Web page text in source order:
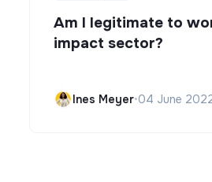
Am I legitimate to
impact sector?
Ines Meyer•04 June